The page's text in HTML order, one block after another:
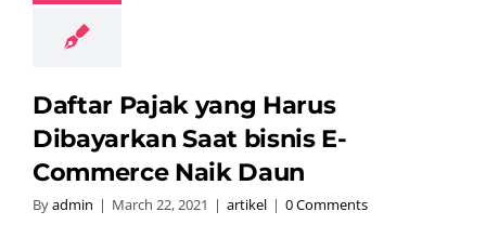
Daftar Pajak yang Harus
Dibayarkan Saat bisnis E-
Commerce Naik Daun
Byadmin | March 22, 2021 | artikel | 0 Comments